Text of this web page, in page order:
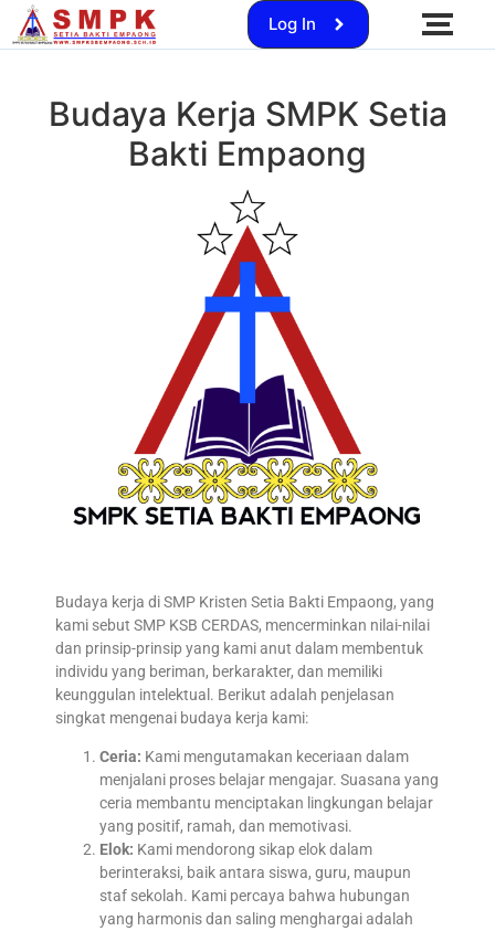
Log In
Budaya Kerja SMPK Setia
Bakti Empaong
Budaya kerja di SMP Kristen Setia Bakti Empaong, yang
kami sebut SMP KSB CERDAS, mencerminkan nilai-nilai
dan prinsip-prinsip yang kami anut dalam membentuk
individu yang beriman, berkarakter, dan memiliki
keunggulan intelektual. Berikut adalah penjelasan
singkat mengenai budaya kerja kami:
Ceria: Kami mengutamakan keceriaan dalam
menjalani proses belajar mengajar. Suasana yang
ceria membantu menciptakan lingkungan belajar
yang positif, ramah, dan memotivasi.
Elok: Kami mendorong sikap elok dalam
berinteraksi, baik antara siswa, guru, maupun
staf sekolah. Kami percaya bahwa hubungan
yang harmonis dan saling menghargai adalah